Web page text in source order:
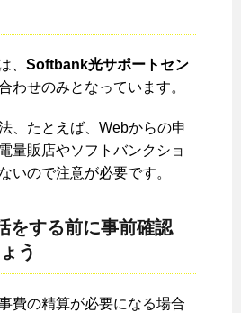
、 Softbank光サポートセン
わせのみとなっています。
、たとえば、Webからの申
量販店やソフトバンクショ
いので注意が必要です。
をする前に事前確認
う
費の精算が必要になる場合